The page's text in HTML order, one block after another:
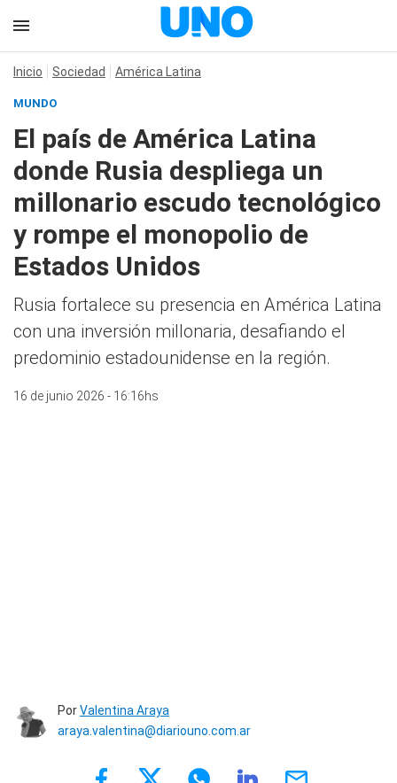
Inicio Sociedad América Latina
MUNDO
El país de América Latina
donde Rusia despliega un
millonario escudo tecnológico
y rompe el monopolio de
Estados Unidos
Rusia fortalece su presencia en América Latina
con una inversión millonaria, desafiando el
predominio estadounidense en la región.
16 de junio 2026 - 16:16hs
PorValentina Araya
araya.valentina@diariouno.com.ar